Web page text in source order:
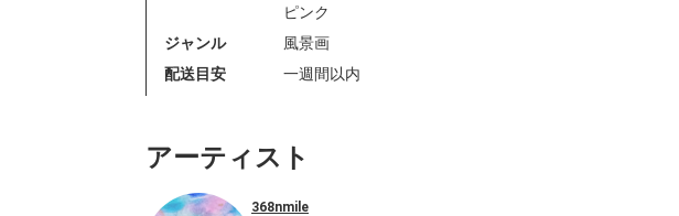
ピンク
ジャンル
風景画
配送目安
一週間以内
アーティスト
368nmile